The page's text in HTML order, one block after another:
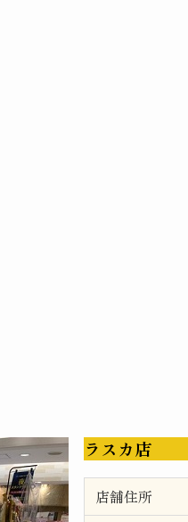
ラスカ店
店舗住所